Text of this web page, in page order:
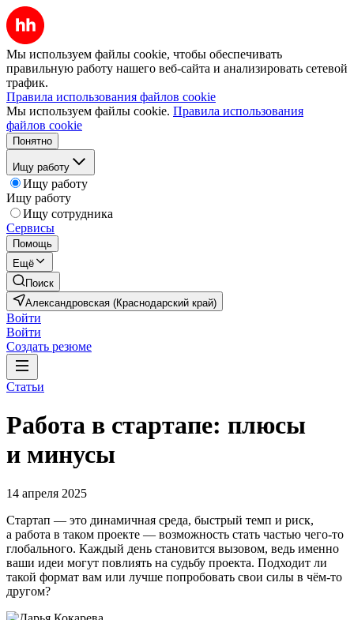
Мы используем файлы cookie, чтобы обеспечивать
правильную работу нашего веб-сайта и анализировать сетевой
трафик.
Правила использования файлов cookie
Мы используем файлы cookie. Правила использования
файлов cookie
Понятно
Ищу работу
Ищу работу
Ищу работу
Ищу сотрудника
Сервисы
Помощь
Ещё
Поиск
Александровская (Краснодарский край)
Войти
Войти
Создать резюме
Статьи
Работа в стартапе: плюсы
и минусы
14 апреля 2025
Стартап — это динамичная среда, быстрый темп и риск,
а работа в таком проекте — возможность стать частью чего-то
глобального. Каждый день становится вызовом, ведь именно
ваши идеи могут повлиять на судьбу проекта. Подходит ли
такой формат вам или лучше попробовать свои силы в чём-то
другом?